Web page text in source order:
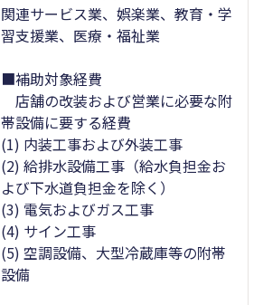
関連サービス業、娯楽業、教育・学
習支援業、医療・福祉業
■補助対象経費
店舗の改装および営業に必要な附
帯設備に要する経費
(1) 内装工事および外装工事
(2) 給排水設備工事（給水負担金お
よび下水道負担金を除く）
(3) 電気およびガス工事
(4) サイン工事
(5) 空調設備、大型冷蔵庫等の附帯
設備